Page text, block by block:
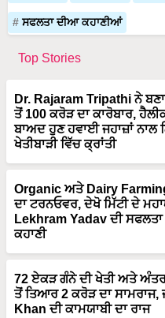
ਸਫਲਤਾ ਦੀਆ ਕਹਾਣੀਆਂ
Top Stories
Dr. Rajaram Tripathi ਨੇ
ਤੋਂ 100 ਕਰੋੜ ਦਾ ਕਾਰੋਬਾਰ,
ਬਾਅਦ ਹੁਣ ਹਵਾਈ ਜਹਾਜ਼ਾਂ
ਖੇਤੀਬਾੜੀ ਵਿੱਚ ਕ੍ਰਾਂਤੀ
Organic ਅਤੇ Dairy
ਦਾ ਟਰਨਓਵਰ, ਦੇਖੋ ਮਿੱਟੀ ਦੇ
Lekhram Yadav ਦੀ ਸਫਲਤਾ
ਕਹਾਣੀ
72 ਏਕੜ ਗੰਨੇ ਦੀ ਖੇਤੀ ਅਤੇ
ਤੋਂ ਤਿਆਰ 2 ਕਰੋੜ ਦਾ ਸਾਮਰਾਜ,
Khan ਦੀ ਕਾਮਯਾਬੀ ਦਾ ਰਾਜ